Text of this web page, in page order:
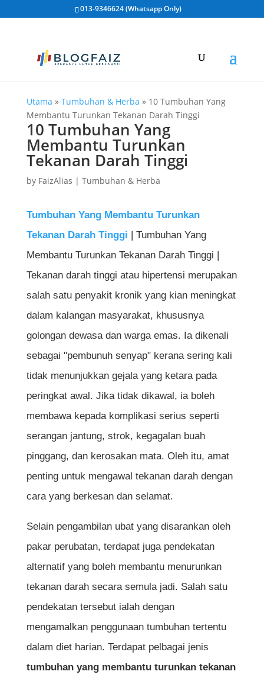
013-9346624 (Whatsapp Only)
Utama » Tumbuhan & Herba » 10 Tumbuhan Yang
Membantu Turunkan Tekanan Darah Tinggi
10 Tumbuhan Yang
Membantu Turunkan
Tekanan Darah Tinggi
by FaizAlias | Tumbuhan & Herba
Tumbuhan Yang Membantu Turunkan
Tekanan Darah Tinggi | Tumbuhan Yang
Membantu Turunkan Tekanan Darah Tinggi |
Tekanan darah tinggi atau hipertensi merupakan
salah satu penyakit kronik yang kian meningkat
dalam kalangan masyarakat, khususnya
golongan dewasa dan warga emas. Ia dikenali
sebagai "pembunuh senyap" kerana sering kali
tidak menunjukkan gejala yang ketara pada
peringkat awal. Jika tidak dikawal, ia boleh
membawa kepada komplikasi serius seperti
serangan jantung, strok, kegagalan buah
pinggang, dan kerosakan mata. Oleh itu, amat
penting untuk mengawal tekanan darah dengan
cara yang berkesan dan selamat.
Selain pengambilan ubat yang disarankan oleh
pakar perubatan, terdapat juga pendekatan
alternatif yang boleh membantu menurunkan
tekanan darah secara semula jadi. Salah satu
pendekatan tersebut ialah dengan
mengamalkan penggunaan tumbuhan tertentu
dalam diet harian. Terdapat pelbagai jenis
tumbuhan yang membantu turunkan tekanan